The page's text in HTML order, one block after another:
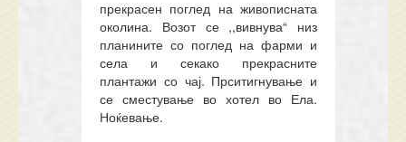
прекрасен поглед на живописната
околина. Возот се ,,вивнува“ низ
планините со поглед на фарми и
села и секако прекрасните
плантажи со чај. Прситигнување и
се сместување во хотел во Ела.
Ноќевање.